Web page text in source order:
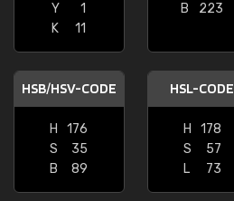
Y
1
K
11
B
223
HSB/HSV-CODE
H
176
S
35
B
89
HSL-CODE
H
178
S
57
L
73